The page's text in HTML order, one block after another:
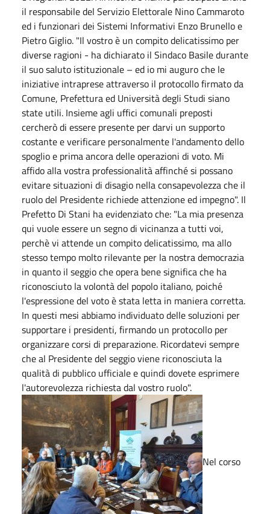
il responsabile del Servizio Elettorale Nino Cammaroto
ed i funzionari dei Sistemi Informativi Enzo Brunello e
Pietro Giglio. "Il vostro è un compito delicatissimo per
diverse ragioni - ha dichiarato il Sindaco Basile durante
il suo saluto istituzionale – ed io mi auguro che le
iniziative intraprese attraverso il protocollo firmato da
Comune, Prefettura ed Università degli Studi siano
state utili. Insieme agli uffici comunali preposti
cercherò di essere presente per darvi un supporto
costante e verificare personalmente l'andamento dello
spoglio e prima ancora delle operazioni di voto. Mi
affido alla vostra professionalità affinché si possano
evitare situazioni di disagio nella consapevolezza che il
ruolo del Presidente richiede attenzione ed impegno". Il
Prefetto Di Stani ha evidenziato che: "La mia presenza
qui vuole essere un segno di vicinanza a tutti voi,
perchè vi attende un compito delicatissimo, ma allo
stesso tempo molto rilevante per la nostra democrazia
in quanto il seggio che opera bene significa che ha
riconosciuto la volontà del popolo italiano, poiché
l'espressione del voto è stata letta in maniera corretta.
In questi mesi abbiamo individuato delle soluzioni per
supportare i presidenti, firmando un protocollo per
organizzare corsi di preparazione. Ricordatevi sempre
che al Presidente del seggio viene riconosciuta la
qualità di pubblico ufficiale e quindi dovete esprimere
l'autorevolezza richiesta dal vostro ruolo".
Nel corso